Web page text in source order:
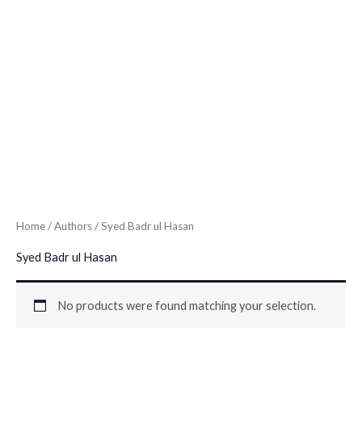
Home/ Authors / Syed Badr ul Hasan
Syed Badr ul Hasan
No products were found matching your selection.